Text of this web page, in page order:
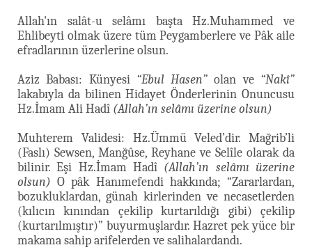
Allah'ın salât-u selâmı başta Hz.Muhammed ve
Ehlibeyti olmak üzere tüm Peygamberlere ve Pâk aile
efradlarının üzerlerine olsun.
Aziz Babası: Künyesi “Ebul Hasen” olan ve “Nakî”
lakabıyla da bilinen Hidayet Önderlerinin Onuncusu
Hz.İmam Ali Hadî (Allah’ın selâmı üzerine olsun)
Muhterem Validesi: Hz.Ümmü Veled’dir. Mağrib’li
(Faslı) Sewsen, Manğûse, Reyhane ve Selîle olarak da
bilinir. Eşi Hz.İmam Hadî (Allah’ın selâmı üzerine
olsun) O pâk Hanımefendi hakkında; “Zararlardan,
bozukluklardan, günah kirlerinden ve necasetlerden
(kılıcın kınından çekilip kurtarıldığı gibi) çekilip
(kurtarılmıştır)” buyurmuşlardır. Hazret pek yüce bir
makama sahip arifelerden ve salihalardandı.